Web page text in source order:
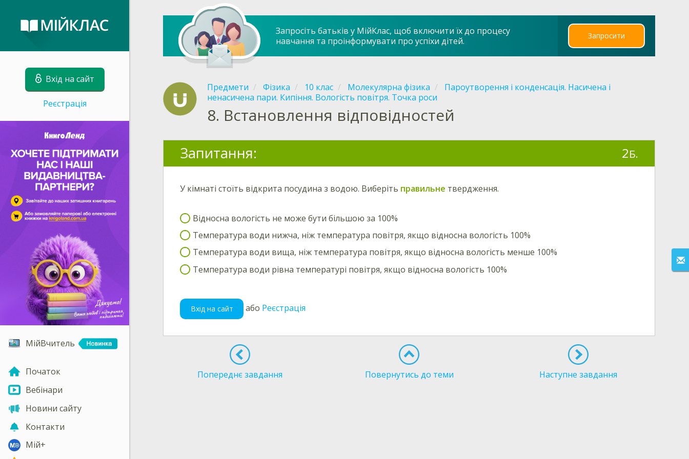
Вхід на сайт
Реєстрація
МійВчитель
Початок
Вебінари
Новини сайту
Контакти
Мій+
Запросіть батьків у МійКлас, щоб включити їх до процесу
навчання та проінформувати про успіхи дітей.
Запросити
Предмети Фізика 10 клас Молекулярна фізика
Пароутворення і конденсація. Насичена і
ненасичена пари. Кипіння. Вологість повітря. Точка роси
8. Встановлення відповідностей
Запитання: 2Б.
У кімнаті стоїть відкрита посудина з водою. Виберіть правильне твердження.
Відносна вологість не може бути більшою за 100%
Температура води нижча, ніж температура повітря, якщо відносна вологість 100%
Температура води вища, ніж температура повітря, якщо відносна вологість менше 100%
Температура води рівна температурі повітря, якщо відносна вологість 100%
Вхід на сайт або Реєстрація
Попереднє завдання Повернутись до теми Наступне завдання